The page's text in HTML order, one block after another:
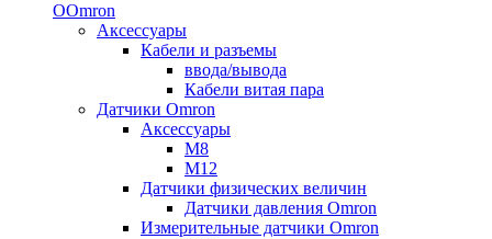
OOmron
Аксессуары
Кабели и разъемы
ввода/вывода
Кабели витая пара
Датчики Omron
Аксессуары
M8
M12
Датчики физических величин
Датчики давления Omron
Измерительные датчики Omron